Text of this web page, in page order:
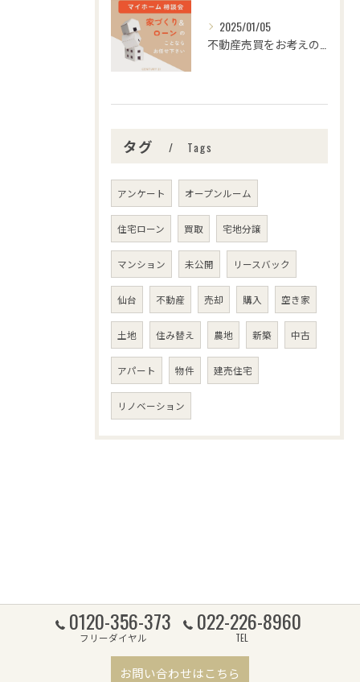
2025/01/05
タグ Tags
アンケート オープンルーム
住宅ローン 買取 宅地分譲
マンション 未公開 リースバック
仙台 不動産 売却 購入 空き家
土地 住み替え 農地 新築 中古
アパート 物件 建売住宅
リノベーション
0120-356-373
フリーダイヤル
022-226-8960
TEL
お問い合わせはこちら